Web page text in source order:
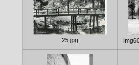
25.jpg